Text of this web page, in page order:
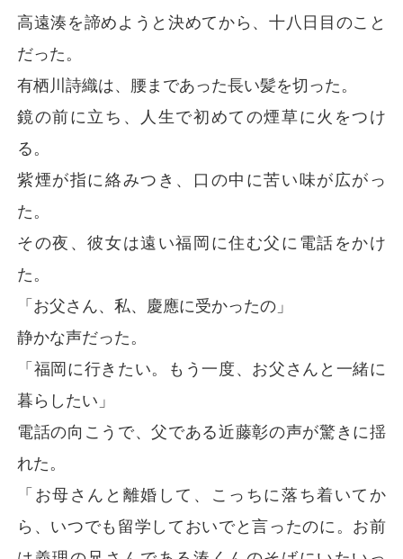
高遠湊を諦めようと決めてから、十八日目のこと
だった。
有栖川詩織は、腰まであった長い髪を切った。
鏡の前に立ち、人生で初めての煙草に火をつけ
る。
紫煙が指に絡みつき、口の中に苦い味が広がっ
た。
その夜、彼女は遠い福岡に住む父に電話をかけ
た。
「お父さん、私、慶應に受かったの」
静かな声だった。
「福岡に行きたい。もう一度、お父さんと一緒に
暮らしたい」
電話の向こうで、父である近藤彰の声が驚きに揺
れた。
「お母さんと離婚して、こっちに落ち着いてか
ら、いつでも留学しておいでと言ったのに。お前